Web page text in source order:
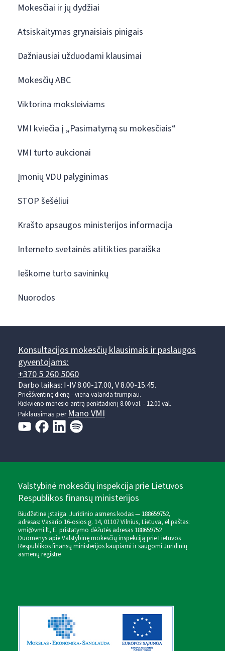
Mokesčiai ir jų dydžiai
Atsiskaitymas grynaisiais pinigais
Dažniausiai užduodami klausimai
Mokesčių ABC
Viktorina moksleiviams
VMI kviečia į „Pasimatymą su mokesčiais“
VMI turto aukcionai
Įmonių VDU palyginimas
STOP šešėliui
Krašto apsaugos ministerijos informacija
Interneto svetainės atitikties paraiška
Ieškome turto savininkų
Nuorodos
Konsultacijos mokesčių klausimais ir paslaugos
gyventojams:
+370 5 260 5060
Darbo laikas: I-IV 8.00-17.00, V 8.00-15.45.
Prieššventinę dieną - viena valanda trumpiau.
Kiekvieno mėnesio antrą penktadienį 8.00 val. - 12.00 val.
Paklausimas perMano VMI
Valstybinė mokesčių inspekcija prie Lietuvos
Respublikos finansų ministerijos
Biudžetinė įstaiga. Juridinio asmens kodas — 188659752,
adresas: Vasario 16-osios g. 14, 01107 Vilnius, Lietuva, el.paštas:
vmi@vmi.lt, E. pristatymo dėžutės adresas 188659752
Duomenys apie Valstybinę mokesčių inspekciją prie Lietuvos
Respublikos finansų ministerijos kaupiami ir saugomi Juridinių
asmenų registre